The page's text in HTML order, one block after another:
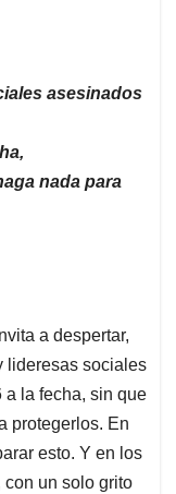
asesinados
nada para
a despertar,
lideresas sociales
la fecha, sin que
protegerlos. En
esto. Y en los
un solo grito